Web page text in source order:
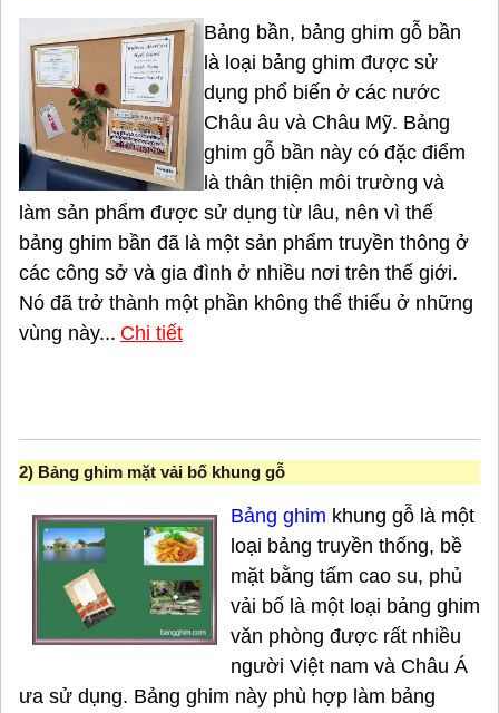
Bảng bần, bảng ghim gỗ bần
là loại bảng ghim được sử
dụng phổ biến ở các nước
Châu âu và Châu Mỹ. Bảng
ghim gỗ bần này có đặc điểm
là thân thiện môi trường và
làm sản phẩm được sử dụng từ lâu, nên vì thế
bảng ghim bần đã là một sản phẩm truyền thông ở
các công sở và gia đình ở nhiều nơi trên thế giới.
Nó đã trở thành một phần không thể thiếu ở những
vùng này... Chi tiết
2) Bảng ghim mặt vải bố khung gỗ
Bảng ghim khung gỗ là một
loại bảng truyền thống, bề
mặt bằng tấm cao su, phủ
vải bố là một loại bảng ghim
văn phòng được rất nhiều
người Việt nam và Châu Á
ưa sử dụng. Bảng ghim này phù hợp làm bảng